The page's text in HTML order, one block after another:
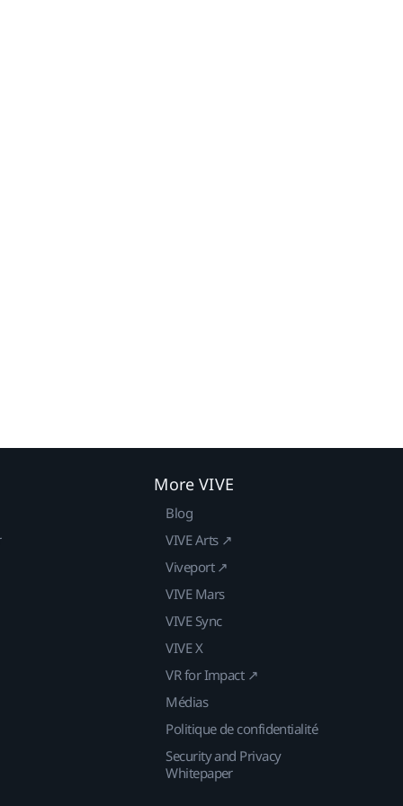
More VIVE
Blog
VIVE Arts ↗
Viveport ↗
VIVE Mars
VIVE Sync
VIVE X
VR for Impact ↗
Médias
Politique de confidentialité
Security and Privacy
Whitepaper